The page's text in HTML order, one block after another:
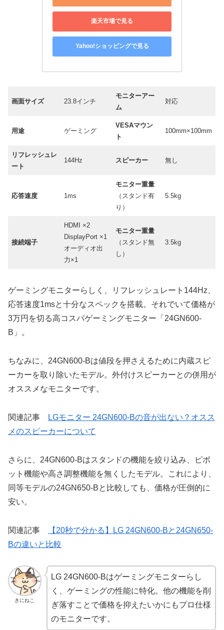
楽天市場で見る
Yahoo!ショッピングで見る
画面サイズ 23.8インチ
モニターアー
ム
対応
用途 ゲーミング
VESAマウン
ト
100mm×100mm
リフレッシュレ
ート
144Hz スピーカー 無し
応答速度 1ms
モニター重量
（スタンド有
り）
5.5kg
接続端子
HDMI ×2
DisplayPort ×1
オーディオ出
力×1
モニター重量
（スタンド無
し）
3.5kg
ゲーミングモニターらしく、リフレッシュレート144Hz、
応答速度1msと十分なスペックを搭載。それでいて価格が
3万円を切る高コスパゲーミングモニター「24GN600-
B」。
ちなみに、24GN600-Bは値段を押さえるために内蔵スピ
ーカーを取り除いたモデル。外付けスピーカーとの併用が
オススメなモニターです。
関連記事
LGモニター 24GN600-Bの音が出ない？オスス
メのスピーカーについて
さらに、24GN600-Bはスタンドの機能を絞り込み、ピボ
ット機能や高さ調整機能を無くしたモデル。これにより、
同等モデルの24GN650-Bと比較しても、価格が圧倒的に
安い。
関連記事
【20秒で分かる】LG 24GN600-Bと24GN650-
Bの違いと比較
きにねこ
LG 24GN600-Bはゲーミングモニターらし
く、ゲーミングの性能に特化。他の機能を削
ぎ落すことで価格を抑えたいかにもプロ仕様
のモニターです。